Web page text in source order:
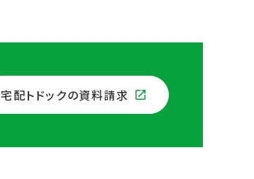
宅配トドックの資料請求